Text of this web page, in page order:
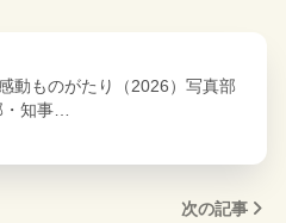
動ものがたり（2026）写真部
知事…
次の記事